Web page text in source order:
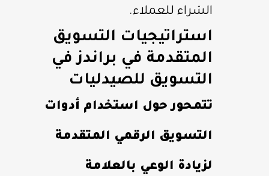
الشراء للعملاء.
استراتيجيات التسويق
المتقدمة في براندز في
التسويق للصيدليات
تتمحور حول استخدام أدوات
التسويق الرقمي المتقدمة
لزيادة الوعي بالعلامة